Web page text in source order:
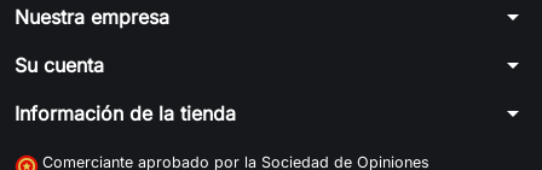
Nuestra empresa arrow_drop_down
Su cuenta arrow_drop_down
Información de la tienda arrow_drop_down
Comerciante aprobado por la Sociedad de Opiniones